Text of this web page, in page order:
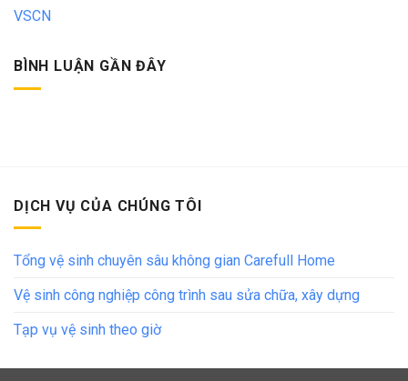
VSCN
BÌNH LUẬN GẦN ĐÂY
DỊCH VỤ CỦA CHÚNG TÔI
Tổng vệ sinh chuyên sâu không gian Carefull Home
Vệ sinh công nghiệp công trình sau sửa chữa, xây dựng
Tạp vụ vệ sinh theo giờ